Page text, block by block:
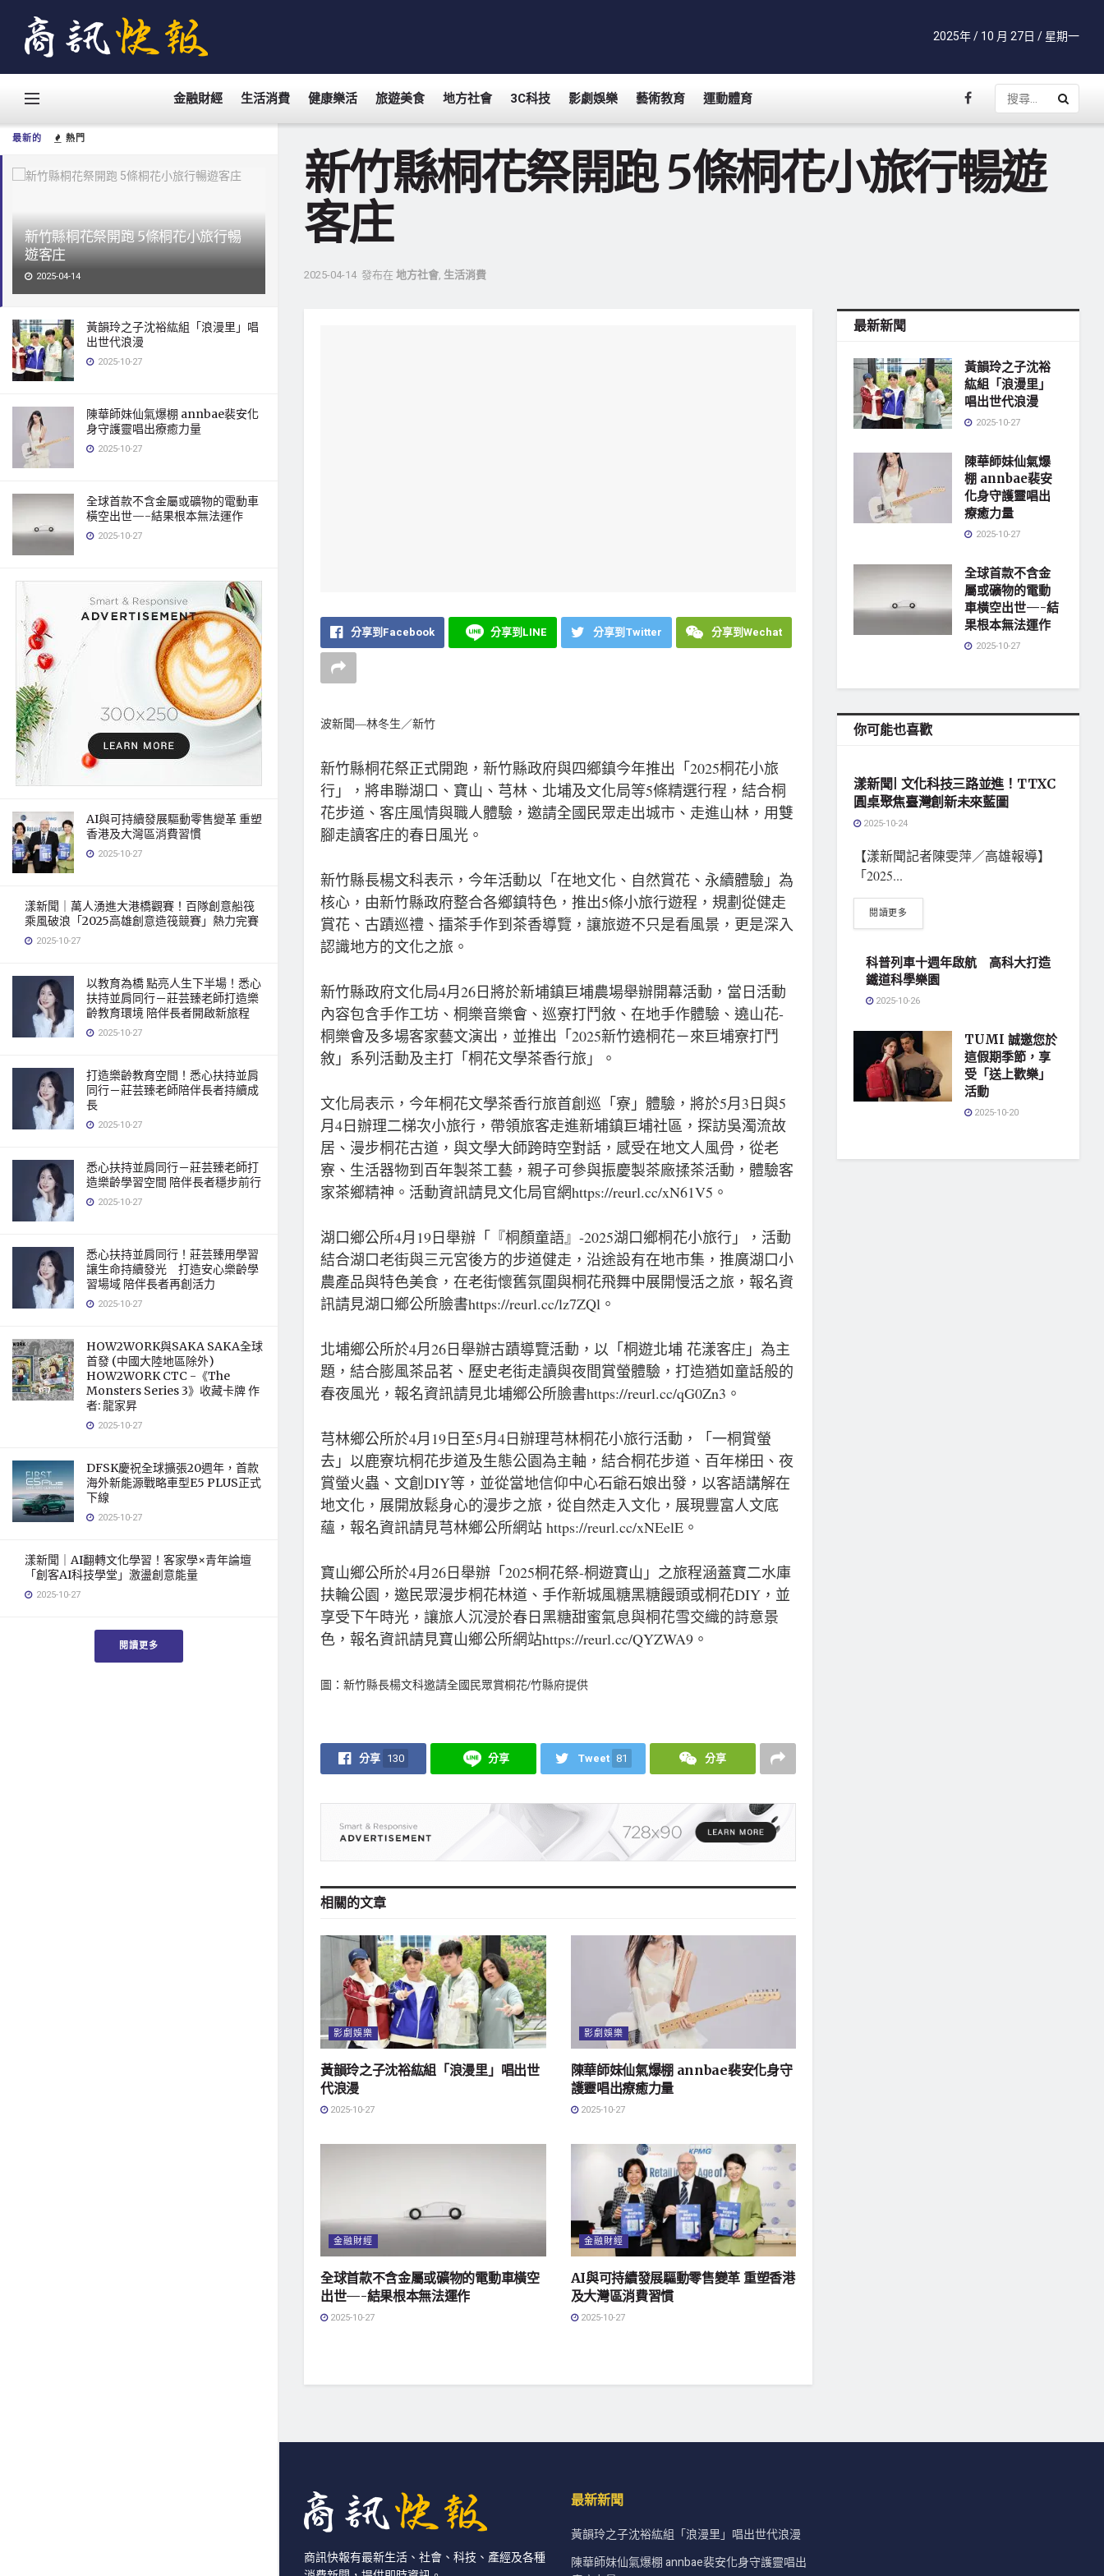
最新的 熱門
新竹縣桐花祭開跑 5條桐花小旅行暢
遊客庄
2025-04-14
黃韻玲之子沈裕紘組「浪漫里」唱
出世代浪漫
2025-10-27
陳華師妹仙氣爆棚 annbae裴安化
身守護靈唱出療癒力量
2025-10-27
全球首款不含金屬或礦物的電動車
橫空出世—-結果根本無法運作
2025-10-27
AI與可持續發展驅動零售變革 重塑
香港及大灣區消費習慣
2025-10-27
漾新聞｜萬人湧進大港橋觀賽！百隊創意船筏
乘風破浪「2025高雄創意造筏競賽」熱力完賽
2025-10-27
以教育為橋 點亮人生下半場！悉心
扶持並肩同行－莊芸臻老師打造樂
齡教育環境 陪伴長者開啟新旅程
2025-10-27
打造樂齡教育空間！悉心扶持並肩
同行－莊芸臻老師陪伴長者持續成
長
2025-10-27
悉心扶持並肩同行－莊芸臻老師打
造樂齡學習空間 陪伴長者穩步前行
2025-10-27
悉心扶持並肩同行！莊芸臻用學習
讓生命持續發光 打造安心樂齡學
習場域 陪伴長者再創活力
2025-10-27
HOW2WORK與SAKA SAKA全球
首發 (中國大陸地區除外)
HOW2WORK CTC -《The
Monsters Series 3》收藏卡牌 作
者: 龍家昇
2025-10-27
DFSK慶祝全球擴張20週年，首款
海外新能源戰略車型E5 PLUS正式
下線
2025-10-27
漾新聞｜AI翻轉文化學習！客家學×青年論壇
「創客AI科技學堂」激盪創意能量
2025-10-27
閱讀更多
2025年 / 10 月 27日 / 星期一
金融財經 生活消費 健康樂活 旅遊美食 地方社會 3C科技 影劇娛樂 藝術教育 運動體育
新竹縣桐花祭開跑 5條桐花小旅行暢遊
客庄
2025-04-14 發布在 地方社會, 生活消費
分享到Facebook 分享到LINE 分享到Twitter 分享到Wechat
波新聞—林冬生／新竹
新竹縣桐花祭正式開跑，新竹縣政府與四鄉鎮今年推出「2025桐花小旅
行」，將串聯湖口、寶山、芎林、北埔及文化局等5條精選行程，結合桐
花步道、客庄風情與職人體驗，邀請全國民眾走出城市、走進山林，用雙
腳走讀客庄的春日風光。
新竹縣長楊文科表示，今年活動以「在地文化、自然賞花、永續體驗」為
核心，由新竹縣政府整合各鄉鎮特色，推出5條小旅行遊程，規劃從健走
賞花、古蹟巡禮、擂茶手作到茶香導覽，讓旅遊不只是看風景，更是深入
認識地方的文化之旅。
新竹縣政府文化局4月26日將於新埔鎮巨埔農場舉辦開幕活動，當日活動
內容包含手作工坊、桐樂音樂會、巡寮打鬥敘、在地手作體驗、遶山花-
桐樂會及多場客家藝文演出，並推出「2025新竹遶桐花－來巨埔寮打鬥
敘」系列活動及主打「桐花文學茶香行旅」。
文化局表示，今年桐花文學茶香行旅首創巡「寮」體驗，將於5月3日與5
月4日辦理二梯次小旅行，帶領旅客走進新埔鎮巨埔社區，探訪吳濁流故
居、漫步桐花古道，與文學大師跨時空對話，感受在地文人風骨，從老
寮、生活器物到百年製茶工藝，親子可參與振慶製茶廠揉茶活動，體驗客
家茶鄉精神。活動資訊請見文化局官網https://reurl.cc/xN61V5。
湖口鄉公所4月19日舉辦「『桐顏童語』-2025湖口鄉桐花小旅行」，活動
結合湖口老街與三元宮後方的步道健走，沿途設有在地市集，推廣湖口小
農產品與特色美食，在老街懷舊氛圍與桐花飛舞中展開慢活之旅，報名資
訊請見湖口鄉公所臉書https://reurl.cc/lz7ZQl。
北埔鄉公所於4月26日舉辦古蹟導覽活動，以「桐遊北埔 花漾客庄」為主
題，結合膨風茶品茗、歷史老街走讀與夜間賞螢體驗，打造猶如童話般的
春夜風光，報名資訊請見北埔鄉公所臉書https://reurl.cc/qG0Zn3。
芎林鄉公所於4月19日至5月4日辦理芎林桐花小旅行活動，「一桐賞螢
去」以鹿寮坑桐花步道及生態公園為主軸，結合桐花步道、百年梯田、夜
賞螢火蟲、文創DIY等，並從當地信仰中心石爺石娘出發，以客語講解在
地文化，展開放鬆身心的漫步之旅，從自然走入文化，展現豐富人文底
蘊，報名資訊請見芎林鄉公所網站 https://reurl.cc/xNEelE。
寶山鄉公所於4月26日舉辦「2025桐花祭-桐遊寶山」之旅程涵蓋寶二水庫
扶輪公園，邀民眾漫步桐花林道、手作新城風糖黑糖饅頭或桐花DIY，並
享受下午時光，讓旅人沉浸於春日黑糖甜蜜氣息與桐花雪交織的詩意景
色，報名資訊請見寶山鄉公所網站https://reurl.cc/QYZWA9。
圖：新竹縣長楊文科邀請全國民眾賞桐花/竹縣府提供
分享 130 分享 Tweet 81 分享
相關的文章
影劇娛樂
黃韻玲之子沈裕紘組「浪漫里」唱出世
代浪漫
2025-10-27
影劇娛樂
陳華師妹仙氣爆棚 annbae裴安化身守
護靈唱出療癒力量
2025-10-27
金融財經
全球首款不含金屬或礦物的電動車橫空
出世—-結果根本無法運作
2025-10-27
金融財經
AI與可持續發展驅動零售變革 重塑香港
及大灣區消費習慣
2025-10-27
最新新聞
黃韻玲之子沈裕
紘組「浪漫里」
唱出世代浪漫
2025-10-27
陳華師妹仙氣爆
棚 annbae裴安
化身守護靈唱出
療癒力量
2025-10-27
全球首款不含金
屬或礦物的電動
車橫空出世—-結
果根本無法運作
2025-10-27
你可能也喜歡
漾新聞| 文化科技三路並進！TTXC
圓桌聚焦臺灣創新未來藍圖
2025-10-24
【漾新聞記者陳雯萍／高雄報導】
「2025...
閱讀更多
科普列車十週年啟航 高科大打造
鐵道科學樂園
2025-10-26
TUMI 誠邀您於
這假期季節，享
受「送上歡樂」
活動
2025-10-20
商訊快報有最新生活、社會、科技、產經及各種
最新新聞
黃韻玲之子沈裕紘組「浪漫里」唱出世代浪漫
陳華師妹仙氣爆棚 annbae裴安化身守護靈唱出